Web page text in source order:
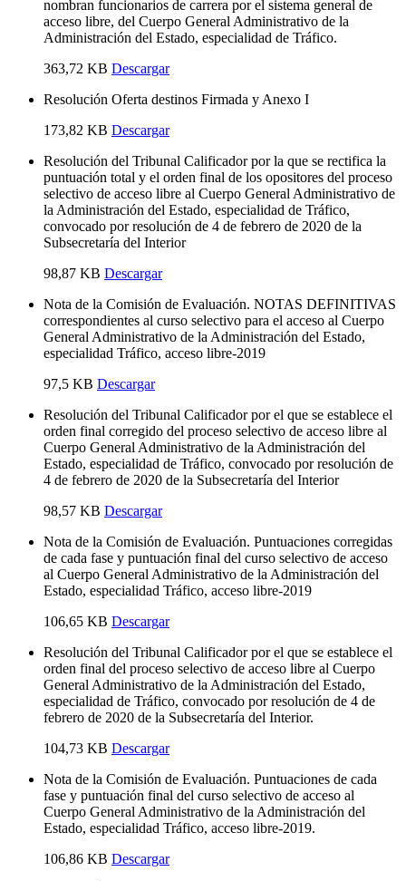
nombran funcionarios de carrera por el sistema general de
acceso libre, del Cuerpo General Administrativo de la
Administración del Estado, especialidad de Tráfico.
363,72 KB Descargar
Resolución Oferta destinos Firmada y Anexo I
173,82 KB Descargar
Resolución del Tribunal Calificador por la que se rectifica la
puntuación total y el orden final de los opositores del proceso
selectivo de acceso libre al Cuerpo General Administrativo de
la Administración del Estado, especialidad de Tráfico,
convocado por resolución de 4 de febrero de 2020 de la
Subsecretaría del Interior
98,87 KB Descargar
Nota de la Comisión de Evaluación. NOTAS DEFINITIVAS
correspondientes al curso selectivo para el acceso al Cuerpo
General Administrativo de la Administración del Estado,
especialidad Tráfico, acceso libre-2019
97,5 KB Descargar
Resolución del Tribunal Calificador por el que se establece el
orden final corregido del proceso selectivo de acceso libre al
Cuerpo General Administrativo de la Administración del
Estado, especialidad de Tráfico, convocado por resolución de
4 de febrero de 2020 de la Subsecretaría del Interior
98,57 KB Descargar
Nota de la Comisión de Evaluación. Puntuaciones corregidas
de cada fase y puntuación final del curso selectivo de acceso
al Cuerpo General Administrativo de la Administración del
Estado, especialidad Tráfico, acceso libre-2019
106,65 KB Descargar
Resolución del Tribunal Calificador por el que se establece el
orden final del proceso selectivo de acceso libre al Cuerpo
General Administrativo de la Administración del Estado,
especialidad de Tráfico, convocado por resolución de 4 de
febrero de 2020 de la Subsecretaría del Interior.
104,73 KB Descargar
Nota de la Comisión de Evaluación. Puntuaciones de cada
fase y puntuación final del curso selectivo de acceso al
Cuerpo General Administrativo de la Administración del
Estado, especialidad Tráfico, acceso libre-2019.
106,86 KB Descargar